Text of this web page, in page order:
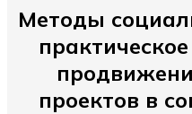
Методы
проектов в